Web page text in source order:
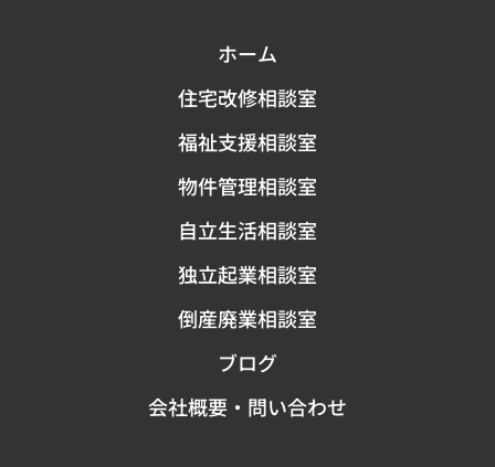
ホーム
住宅改修相談室
福祉支援相談室
物件管理相談室
自立生活相談室
独立起業相談室
倒産廃業相談室
ブログ
会社概要・問い合わせ